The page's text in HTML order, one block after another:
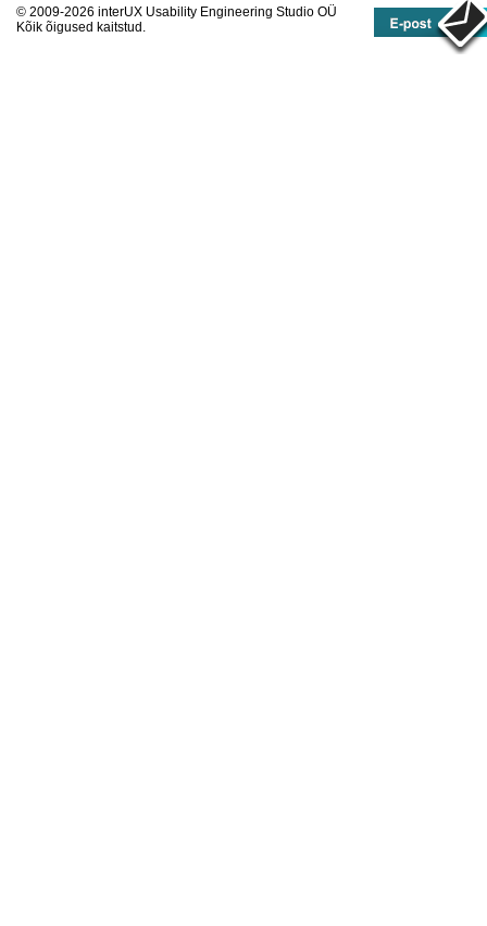
© 2009-2026 interUX Usability Engineering Studio OÜ
Kõik õigused kaitstud.